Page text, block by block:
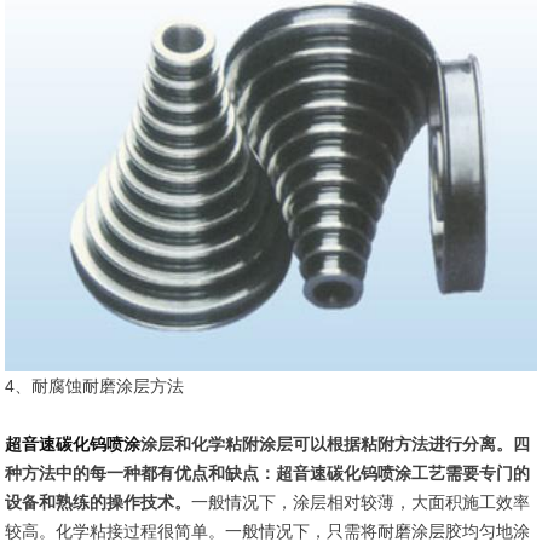
4、耐腐蚀耐磨涂层方法
超音速碳化钨喷涂涂层和化学粘附涂层可以根据粘附方法进行分离。四
种方法中的每一种都有优点和缺点：超音速碳化钨喷涂工艺需要专门的
设备和熟练的操作技术。一般情况下，涂层相对较薄，大面积施工效率
较高。化学粘接过程很简单。一般情况下，只需将耐磨涂层胶均匀地涂